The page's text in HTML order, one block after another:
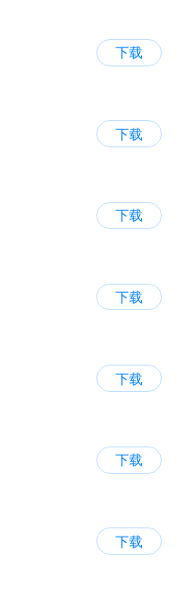
下载
下载
下载
下载
下载
下载
下载